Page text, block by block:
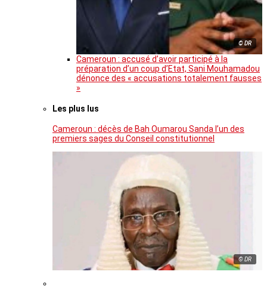
© DR
Cameroun : accusé d’avoir participé à la
préparation d’un coup d’Etat, Sani Mouhamadou
dénonce des « accusations totalement fausses
»
Les plus lus
Cameroun : décès de Bah Oumarou Sanda l’un des
premiers sages du Conseil constitutionnel
© DR